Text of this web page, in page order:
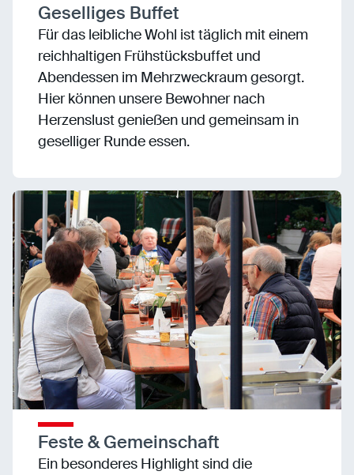
Geselliges Buffet
Für das leibliche Wohl ist täglich mit einem
reichhaltigen Frühstücksbuffet und
Abendessen im Mehrzweckraum gesorgt.
Hier können unsere Bewohner nach
Herzenslust genießen und gemeinsam in
geselliger Runde essen.
Feste & Gemeinschaft
Ein besonderes Highlight sind die